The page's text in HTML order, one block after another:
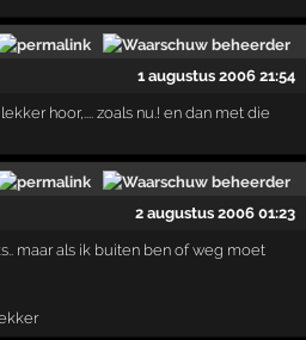
1 augustus 2006 21:54
hoor,.... zoals nu.! en dan met die
2 augustus 2006 01:23
maar als ik buiten ben of weg moet